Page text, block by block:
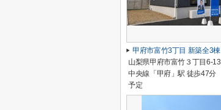
山梨県甲府市富竹３丁目6-13
中央線「甲府」駅 徒歩47分
予定